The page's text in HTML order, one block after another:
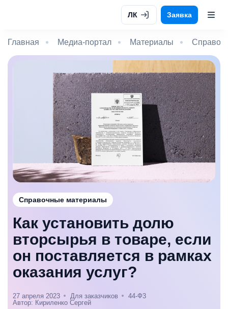
ЛК Заявка
Главная Медиа-портал Материалы
Справочные материалы
Как установить долю
вторсырья в товаре, если
он поставляется в рамках
оказания услуг?
27 апреля 2023 Для заказчиков
44-Ф3
Автор: Кириленко Сергей